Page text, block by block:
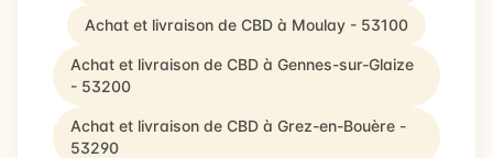
Achat et livraison de CBD à Moulay - 53100
Achat et livraison de CBD à Gennes-sur-Glaize
- 53200
Achat et livraison de CBD à Grez-en-Bouère -
53290